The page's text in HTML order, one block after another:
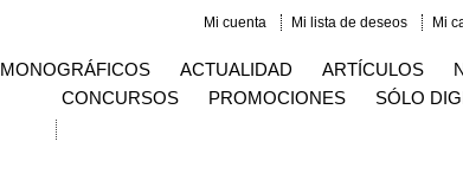
Mi cuenta Mi lista de deseos Mi
MONOGRÁFICOS ACTUALIDAD ARTÍCULOS
CONCURSOS PROMOCIONES SÓLO